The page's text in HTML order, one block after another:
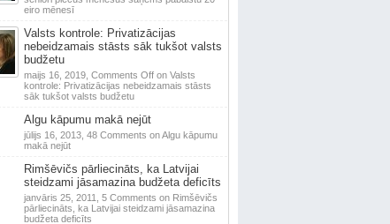
eiro mēnesī
Valsts kontrole: Privatizācijas
nebeidzamais stāsts sāk tukšot valsts
budžetu
maijs 16, 2019, Comments Offon Valsts
kontrole: Privatizācijas nebeidzamais stāsts
sāk tukšot valsts budžetu
Algu kāpumu makā nejūt
jūlijs 16, 2013, 48 Comments on Algu kāpumu
makā nejūt
Rimšēvičs pārliecināts, ka Latvijai
steidzami jāsamazina budžeta deficīts
janvāris 25, 2011, 5 Comments on Rimšēvičs
pārliecināts, ka Latvijai steidzami jāsamazina
budžeta deficīts